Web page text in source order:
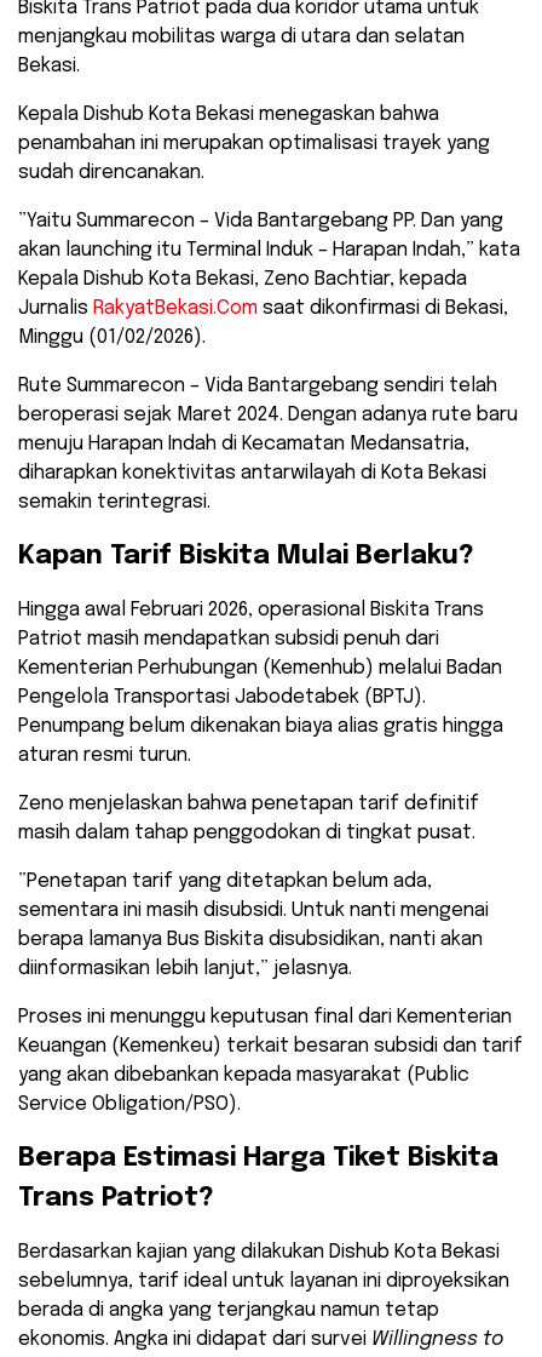
Biskita Trans Patriot pada dua koridor utama untuk
menjangkau mobilitas warga di utara dan selatan
Bekasi.
Kepala Dishub Kota Bekasi menegaskan bahwa
penambahan ini merupakan optimalisasi trayek yang
sudah direncanakan.
​”Yaitu Summarecon – Vida Bantargebang PP. Dan yang
akan launching itu Terminal Induk – Harapan Indah,” kata
Kepala Dishub Kota Bekasi, Zeno Bachtiar, kepada
Jurnalis RakyatBekasi.Com saat dikonfirmasi di Bekasi,
Minggu (01/02/2026).
​Rute Summarecon – Vida Bantargebang sendiri telah
beroperasi sejak Maret 2024. Dengan adanya rute baru
menuju Harapan Indah di Kecamatan Medansatria,
diharapkan konektivitas antarwilayah di Kota Bekasi
semakin terintegrasi.
​Kapan Tarif Biskita Mulai Berlaku?
​Hingga awal Februari 2026, operasional Biskita Trans
Patriot masih mendapatkan subsidi penuh dari
Kementerian Perhubungan (Kemenhub) melalui Badan
Pengelola Transportasi Jabodetabek (BPTJ).
Penumpang belum dikenakan biaya alias gratis hingga
aturan resmi turun.
​Zeno menjelaskan bahwa penetapan tarif definitif
masih dalam tahap penggodokan di tingkat pusat.
​”Penetapan tarif yang ditetapkan belum ada,
sementara ini masih disubsidi. Untuk nanti mengenai
berapa lamanya Bus Biskita disubsidikan, nanti akan
diinformasikan lebih lanjut,” jelasnya.
​Proses ini menunggu keputusan final dari Kementerian
Keuangan (Kemenkeu) terkait besaran subsidi dan tarif
yang akan dibebankan kepada masyarakat (Public
Service Obligation/PSO).
​Berapa Estimasi Harga Tiket Biskita
Trans Patriot?
​Berdasarkan kajian yang dilakukan Dishub Kota Bekasi
sebelumnya, tarif ideal untuk layanan ini diproyeksikan
berada di angka yang terjangkau namun tetap
ekonomis. Angka ini didapat dari survei Willingness to